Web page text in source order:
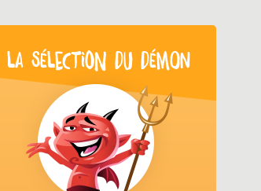
LA SÉLECTION DU DÉMON